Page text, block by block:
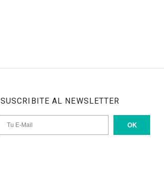
SUSCRIBITE AL NEWSLETTER
OK